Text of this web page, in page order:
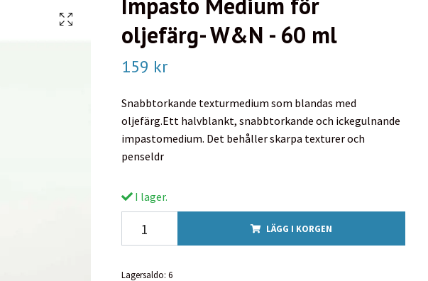
oljefärg- W&N - 60 ml
159 kr
Snabbtorkande texturmedium som blandas med
oljefärg.Ett halvblankt, snabbtorkande och ickegulnande
impastomedium. Det behåller skarpa texturer och
penseldr
I lager.
LÄGG I KORGEN
Lagersaldo: 6